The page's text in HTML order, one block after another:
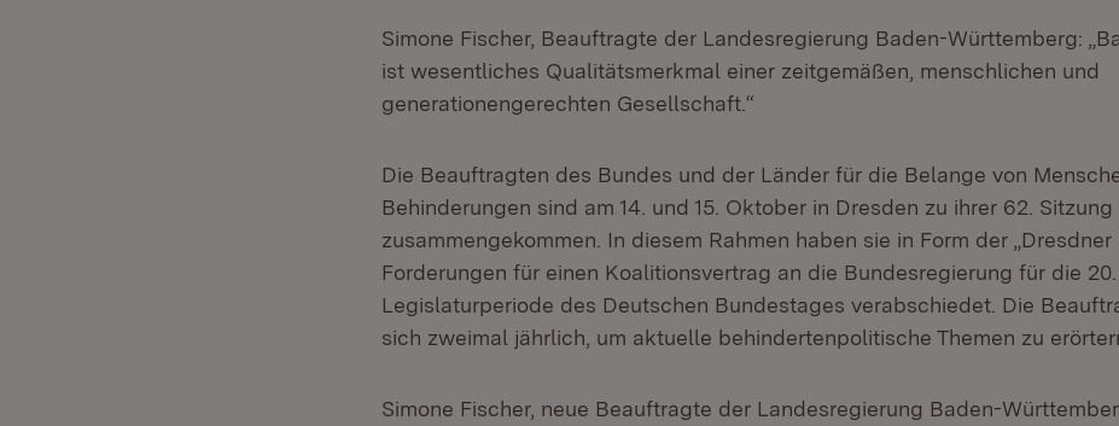
Simone Fischer, Beauftragte der Landesregierung Baden-Württemberg:
ist wesentliches Qualitätsmerkmal einer zeitgemäßen, menschlichen und
generationengerechten Gesellschaft.“
Die Beauftragten des Bundes und der Länder für die Belange von
Behinderungen sind am 14. und 15. Oktober in Dresden zu ihrer 62. Sitzung
zusammengekommen. In diesem Rahmen haben sie in Form der „Dresdner
Forderungen für einen Koalitionsvertrag an die Bundesregierung für die 20.
Legislaturperiode des Deutschen Bundestages verabschiedet. Die
sich zweimal jährlich, um aktuelle behindertenpolitische Themen zu
Simone Fischer, neue Beauftragte der Landesregierung Baden-